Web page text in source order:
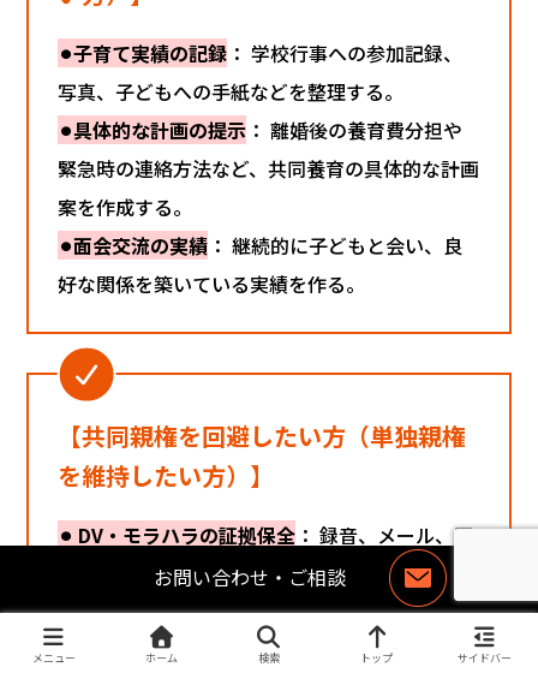
⚫︎子育て実績の記録 ： 学校行事への参加記録、
写真、子どもへの手紙などを整理する。
⚫︎具体的な計画の提示 ： 離婚後の養育費分担や
緊急時の連絡方法など、共同養育の具体的な計画
案を作成する。
⚫︎面会交流の実績 ： 継続的に子どもと会い、良
好な関係を築いている実績を作る。
【共同親権を回避したい方（単独親権
を維持したい方）】
⚫︎ DV・モラハラの証拠保全 ： 録音、メール、医
師の診断書、警察への相談記録などを確保する。
過去にDVがあった事実は、単独親権とするため
の重要な判断要素となります。
メニュー ホーム 検索 トップ サイドバー
お問い合わせ・ご相談
お
問
合